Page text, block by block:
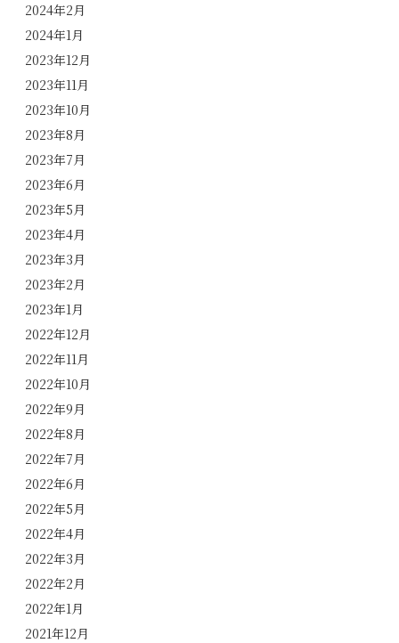
2024年2月
2024年1月
2023年12月
2023年11月
2023年10月
2023年8月
2023年7月
2023年6月
2023年5月
2023年4月
2023年3月
2023年2月
2023年1月
2022年12月
2022年11月
2022年10月
2022年9月
2022年8月
2022年7月
2022年6月
2022年5月
2022年4月
2022年3月
2022年2月
2022年1月
2021年12月